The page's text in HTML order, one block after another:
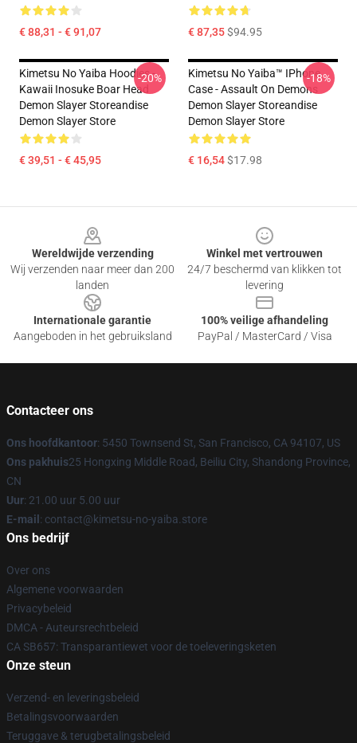
€ 88,31 - € 91,07 € 87,35$94.95
Kimetsu No Yaiba Hoodies -
Kawaii Inosuke Boar Head
Demon Slayer Storeandise
Demon Slayer Store
€ 39,51 - € 45,95
-20%
Kimetsu No Yaiba™ IPhone
Case - Assault On Demons
Demon Slayer Storeandise
Demon Slayer Store
€ 16,54$17.98
-18%
Wereldwijde verzending
Wij verzenden naar meer dan 200
landen
Winkel met vertrouwen
24/7 beschermd van klikken tot
levering
Internationale garantie
Aangeboden in het gebruiksland
100% veilige afhandeling
PayPal / MasterCard / Visa
Contacteer ons
Ons hoofdkantoor: 5450 Townsend St, San Francisco, CA 94107, US
Ons pakhuis25 Hongxing Middle Road, Beiliu City, Shandong Province,
CN
Uur: 21.00 uur 5.00 uur
E-mail : contact@kimetsu-no-yaiba.store
Ons bedrijf
Over ons
Algemene voorwaarden
Privacybeleid
DMCA - Auteursrechtbeleid
CA SB657: Transparantiewet voor de toeleveringsketen
Onze steun
Verzend- en leveringsbeleid
Betalingsvoorwaarden
Teruggave & terugbetalingsbeleid